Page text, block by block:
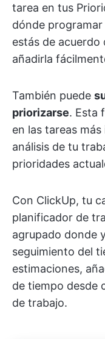
tarea en tus
dónde programar
estás de acuerdo
añadirla
También puede
priorizarse. Esta
en las tareas
análisis de tu
prioridades
Con ClickUp, tu
planificador de
agrupado donde
seguimiento del
estimaciones,
de tiempo desde
de trabajo.